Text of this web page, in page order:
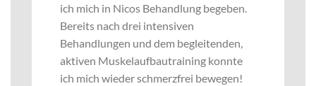
ich mich in Nicos Behandlung begeben.
Bereits nach drei intensiven
Behandlungen und dem begleitenden,
aktiven Muskelaufbautraining konnte
ich mich wieder schmerzfrei bewegen!